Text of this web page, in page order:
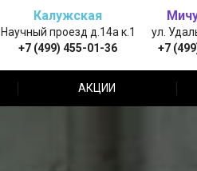
Калужская
Научный проезд д.14а к.1
+7 (499) 455-01-36
ул.
+7
АКЦИИ